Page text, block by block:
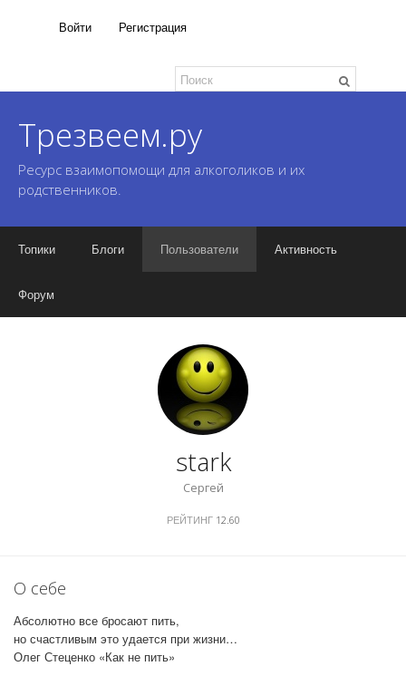
Войти Регистрация
Трезвеем.ру
Ресурс взаимопомощи для алкоголиков и их
родственников.
Топики Блоги Пользователи Активность
Форум
stark
Сергей
РЕЙТИНГ 12.60
О себе
Абсолютно все бросают пить,
но счастливым это удается при жизни…
Олег Стеценко «Как не пить»